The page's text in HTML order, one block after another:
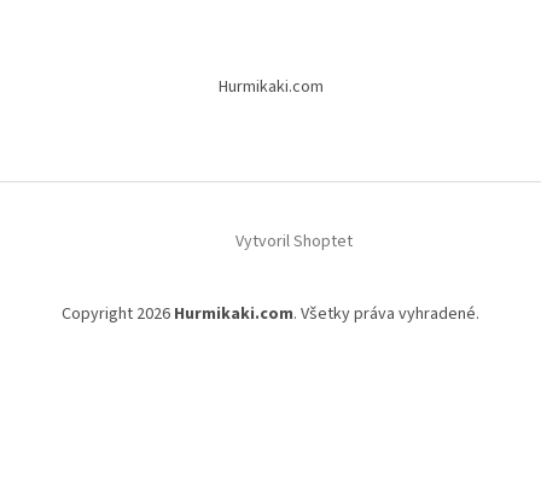
i
Hurmikaki.com
Vytvoril Shoptet
Copyright 2026 Hurmikaki.com. Všetky práva vyhradené.